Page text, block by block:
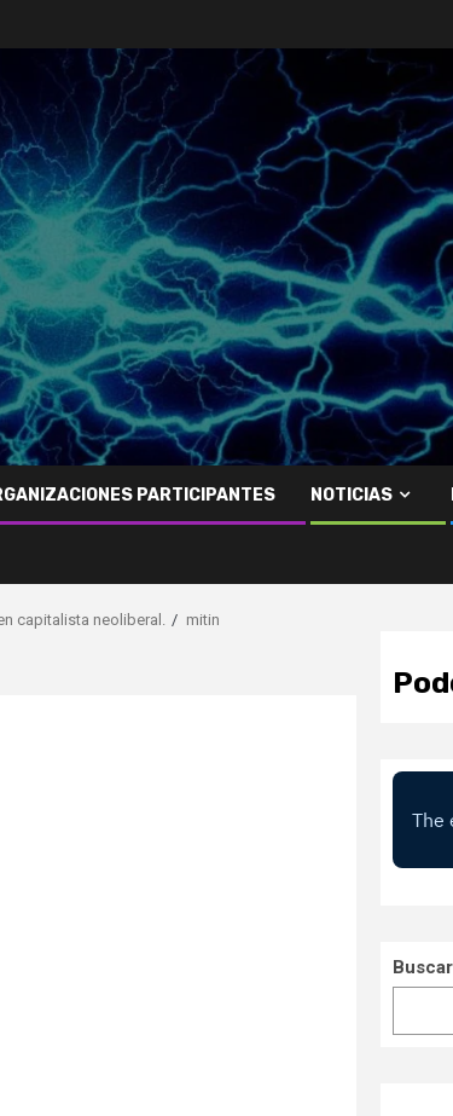
PARTICIPANTES NOTICIAS
capitalista neoliberal. mitin
Buscar